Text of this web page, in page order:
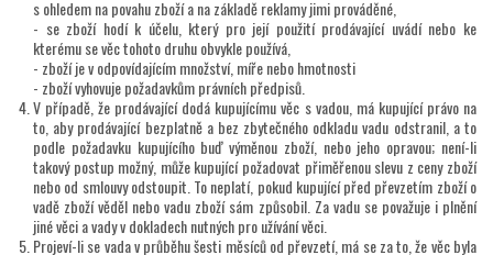
s ohledem na povahu zboží a na základě reklamy jimi prováděné,
- se zboží hodí k účelu, který pro její použití prodávající uvádí nebo ke
kterému se věc tohoto druhu obvykle používá,
- zboží je v odpovídajícím množství, míře nebo hmotnosti
- zboží vyhovuje požadavkům právních předpisů.
V případě, že prodávající dodá kupujícímu věc s vadou, má kupující právo na
to, aby prodávající bezplatně a bez zbytečného odkladu vadu odstranil, a to
podle požadavku kupujícího buď výměnou zboží, nebo jeho opravou; není-li
takový postup možný, může kupující požadovat přiměřenou slevu z ceny zboží
nebo od smlouvy odstoupit. To neplatí, pokud kupující před převzetím zboží o
vadě zboží věděl nebo vadu zboží sám způsobil. Za vadu se považuje i plnění
jiné věci a vady v dokladech nutných pro užívání věci.
Projeví-li se vada v průběhu šesti měsíců od převzetí, má se za to, že věc byla